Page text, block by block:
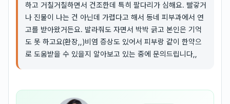
하고 거칠거칠하면서 건조한데 특히 팔다리가 심해요. 빨갛거
나 진물이 나는 건 아닌데 가렵다고 해서 동네 피부과에서 연
고를 받아왔거든요. 발라줘도 자면서 박박 긁고 본인은 기억
도 못 하고요(환장,,)비염 증상도 있어서 피부랑 같이 한약으
로 도움받을 수 있을지 알아보고 있는 중에 문의드립니다,,